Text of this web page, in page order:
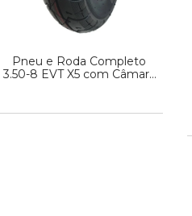
Pneu e Roda Completo
3.50-8 EVT X5 com Câmara